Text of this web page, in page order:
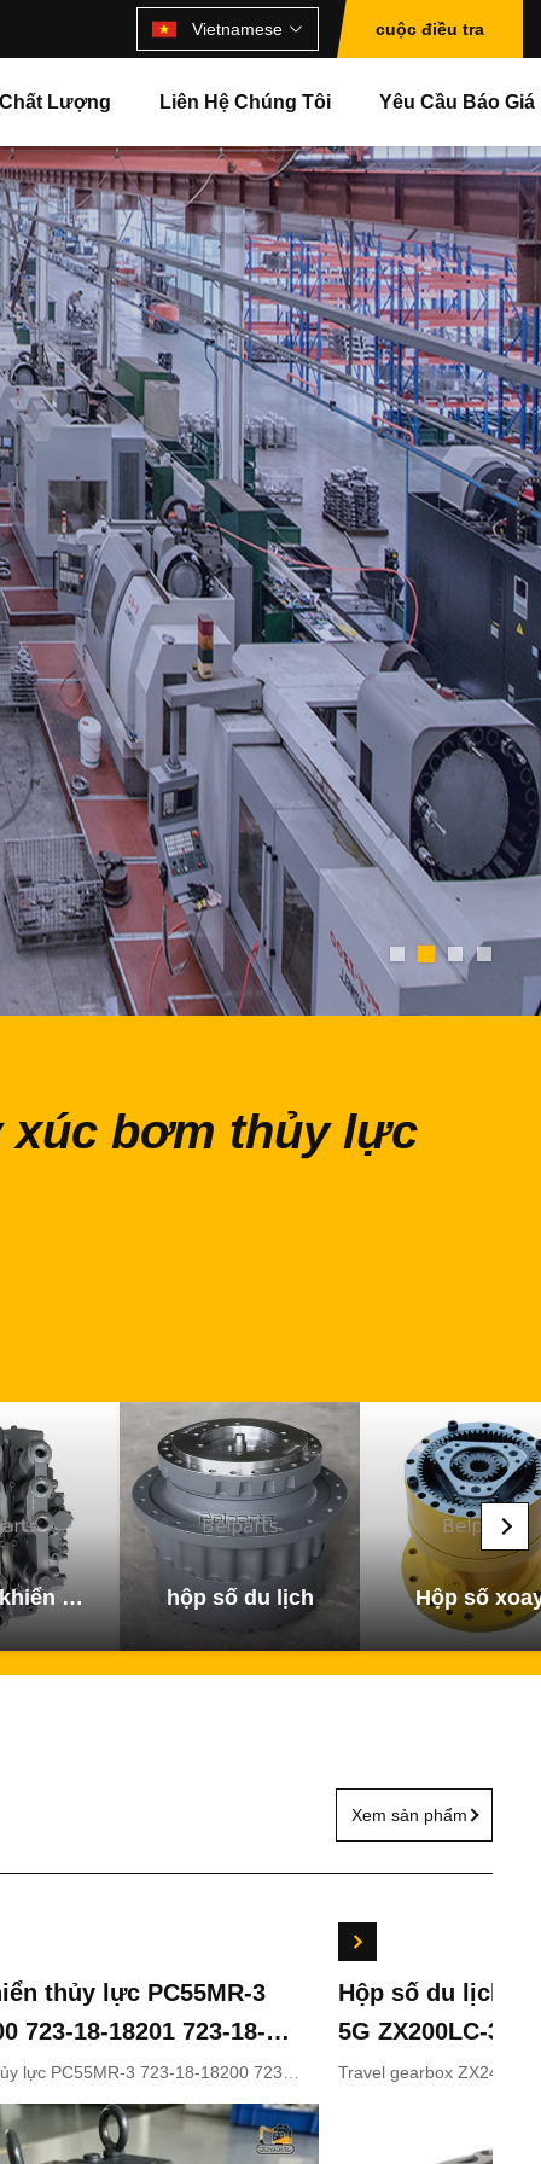
Vietnamese cuộc điều tra
Lượng Liên Hệ Chúng Tôi Yêu Cầu Báo Giá
xúc bơm thủy lực
Van điều khiển máy xúc hộp số du lịch Hộp số
Xem sản phẩm
thủy lực PC55MR-3
723-18-18201 723-18-
bộ phận chính hãng
KOMATSU
lực PC55MR-3 723-18-18200 723-
Hộp số du lịch
5G ZX200LC-3
ZX330-5 9243839
Travel gearbox
Appliion Excavator Part